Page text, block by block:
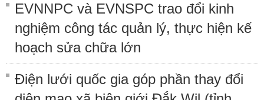
EVNNPC và EVNSPC trao đổi kinh
nghiệm công tác quản lý, thực hiện kế
hoạch sửa chữa lớn
Điện lưới quốc gia góp phần thay đổi